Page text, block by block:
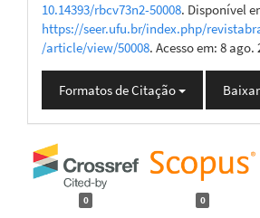
10.14393/rbcv73n2-50008. Disponível
https://seer.ufu.br/index.php/
/article/view/50008. Acesso em: 8 ago.
Formatos de Citação
0 0